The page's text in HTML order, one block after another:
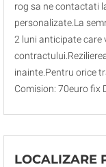
rog sa ne contactati
personalizate.La
2 luni anticipate care
inainte.Pentru orice
Comision: 70euro fix
LOCALIZARE